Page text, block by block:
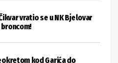
vratio se u NK Bjelovar
kod Garića do